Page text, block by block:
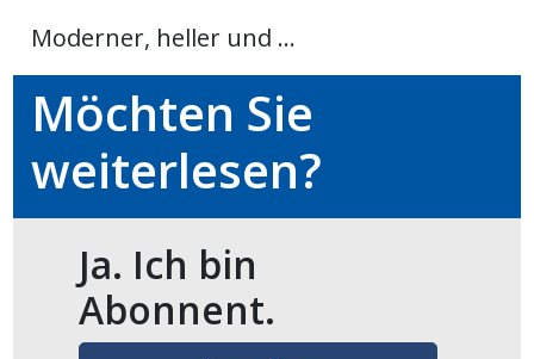
Moderner, heller und ...
Möchten Sie
weiterlesen?
Ja. Ich bin
Abonnent.